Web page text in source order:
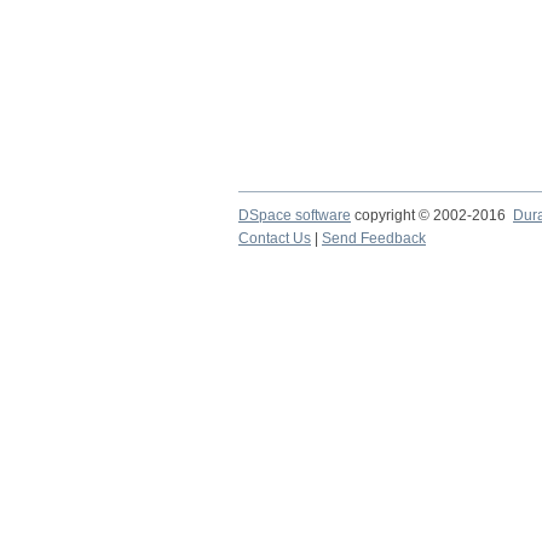
DSpace software copyright © 2002-2016
Contact Us
Send Feedback